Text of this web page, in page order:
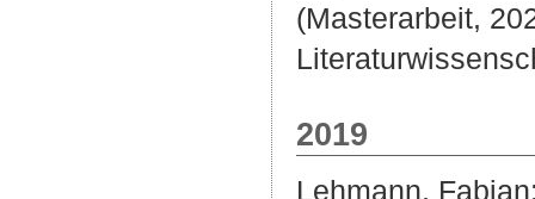
(Masterarbeit,
2019
Lehmann, Fabian